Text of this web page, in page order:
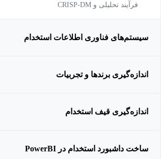
فرآیند تحلیلی و CRISP-DM
سیستم‌های فناوری اطلاعات استخدام
اندازه‌گیری برندها و تجربیات
اندازه‌گیری قیف استخدام
ساخت داشبورد استخدام در PowerBI